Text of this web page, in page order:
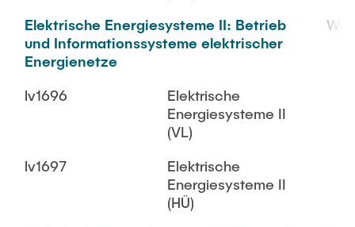
Elektrische Energiesysteme II: Betrieb
und Informationssysteme elektrischer
Energienetze
lv1696
Elektrische
Energiesysteme II
(VL)
lv1697
Elektrische
Energiesysteme II
(HÜ)